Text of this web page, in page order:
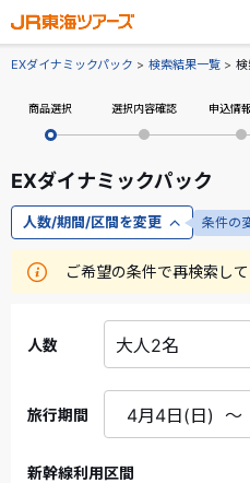
EXダイナミックパック 検索結果一覧
商品選択 選択内容確認 申込情
EXダイナミックパック
人数/期間/区間を変更 条件の
ご希望の条件で再検索し
人数
旅行期間
新幹線利用区間